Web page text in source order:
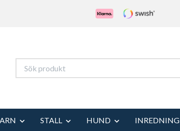
STALL HUND INREDNING